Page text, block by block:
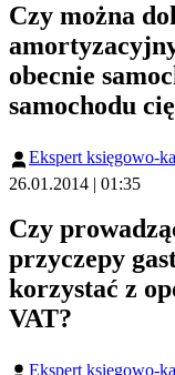
Czy można
obecnie
samochodu
Ekspert księgowo-
26.01.2014 | 01:35
Czy
przyczepy
korzystać z
VAT?
Ekspert księgowo-